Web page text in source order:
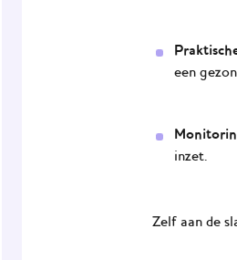
een
inzet.
Zelf aan de